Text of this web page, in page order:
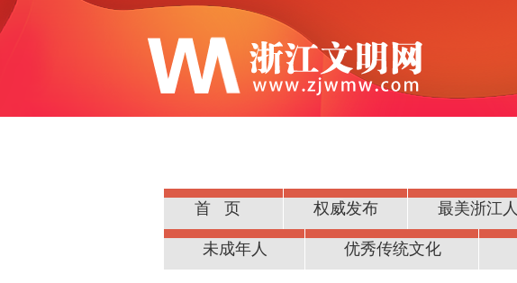
首页 权威发布 最美浙江人
公民道德
未成年人 优秀传统文化